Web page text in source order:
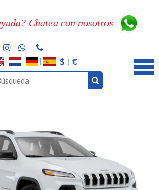
Chatea con nosotros
$ €